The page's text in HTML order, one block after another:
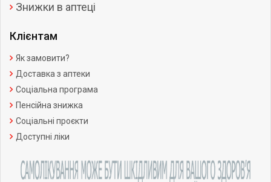
Знижки в аптеці
Клієнтам
Як замовити?
Доставка з аптеки
Соціальна програма
Пенсійна знижка
Соціальні проєкти
Доступні ліки